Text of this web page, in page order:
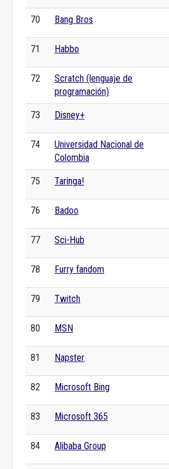
70 Bang Bros
71 Habbo
72
Scratch (lenguaje de
programación)
73 Disney+
74
Universidad Nacional de
Colombia
75 Taringa!
76 Badoo
77 Sci-Hub
78 Furry fandom
79 Twitch
80 MSN
81 Napster
82 Microsoft Bing
83 Microsoft 365
84 Alibaba Group